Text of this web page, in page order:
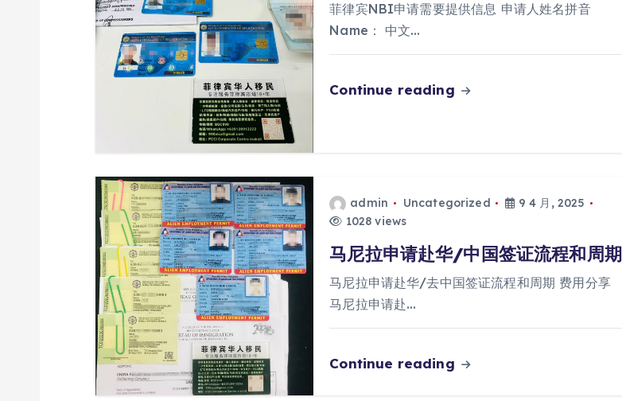
菲律宾NBI申请需要提供信息 申请人姓名拼音
Name： 中文…
Continue reading
admin Uncategorized
9 4 月, 2025
1028 views
马尼拉申请赴华/中国签证流程和周期
马尼拉申请赴华/去中国签证流程和周期 费用分享
马尼拉申请赴…
Continue reading